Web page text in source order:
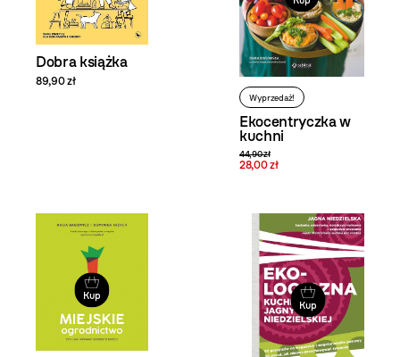
Dobra książka
89,90 zł
Wyprzedaż!
Ekocentryczka w
kuchni
44,90 zł
28,00 zł
Kup
Kup